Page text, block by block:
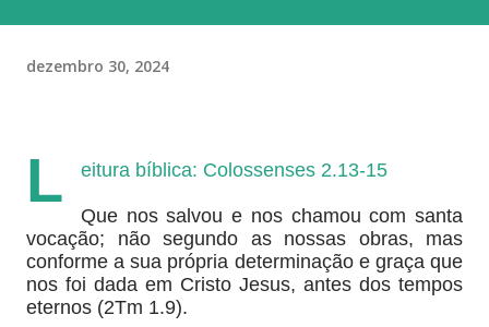
dezembro 30, 2024
L eitura bíblica: Colossenses 2.13-15
Que nos salvou e nos chamou com santa
vocação; não segundo as nossas obras, mas
conforme a sua própria determinação e graça que
nos foi dada em Cristo Jesus, antes dos tempos
eternos (2Tm 1.9).